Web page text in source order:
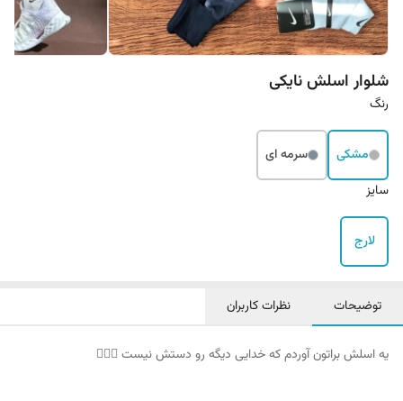
شلوار اسلش نایکی
رنگ
مشکی
سرمه ای
سایز
لارج
توضیحات نظرات کاربران
یه اسلش براتون آوردم که خدایی دیگه رو دستش نیست 👌🏻😍